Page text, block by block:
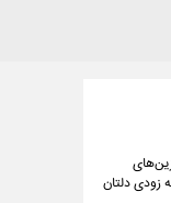
زودی دلتان